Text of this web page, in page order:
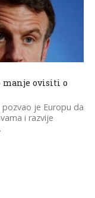
manje ovisiti o
je Europu da
i razvije